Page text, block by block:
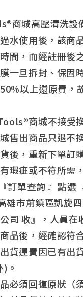
商城高壓清洗設
水使用後，該商
間，而經註冊後
一旦拆封、保固
以上還原費，
商城不接受
售出商品只退不
後，重新下單訂
瑕疵或不符所需
訂單查詢 』點選
雄市前鎮區凱旋
司 收』，人員在
品後，經確認符
貨運費因已有出
。
必須回復原狀（